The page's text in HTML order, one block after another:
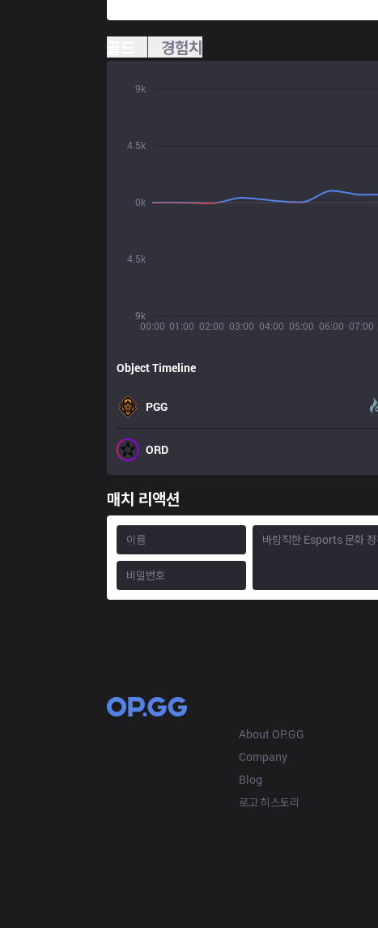
경험치
00:00 01:00 02:00 03:00 04:00 05:00 06:00 07:00
9k
4.5k
0k
4.5k
9k
Object Timeline
PGG
ORD
매치 리액션
About OP.GG
Company
Blog
로고 히스토리